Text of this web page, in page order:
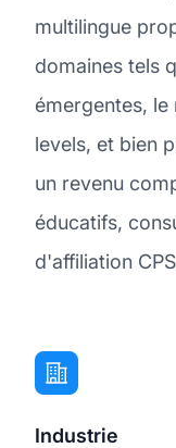
multilingue
domaines tels
émergentes,
levels, et bien
un revenu
éducatifs,
d'affiliation
Industrie